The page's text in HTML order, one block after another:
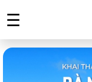
☰
TRANG CHỦ